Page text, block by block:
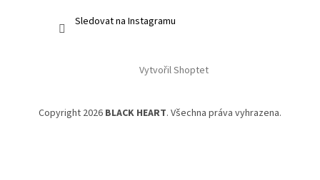
Sledovat na Instagramu
Vytvořil Shoptet
Copyright 2026 BLACK HEART. Všechna práva vyhrazena.